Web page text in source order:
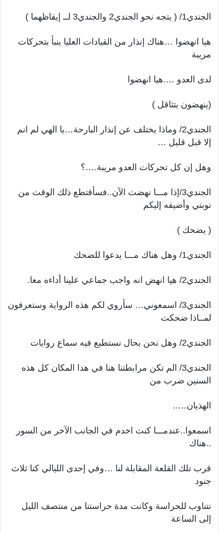
الجندي1/ ( يتجه نحو الجندي2 والجندي3 لــ إيقاظهما )
هيا انهضوا …هناك إنذار من القيادات العليا ينبأ بتحركات
مريبة
لدى العدو ….هيا انهضوا
(ينهضون بتثاقل )
الجندي2/ وماذا يختلف عن إنذار البارحة…يا الهي لم انم
إلا قبل قليل …
وهل إن كل تحركات العدو مريبة….؟
الجندي3/إذا مـــا نهضت الآن..فسأقتطع ذلك الوقت من
نوبتي وأضيفه إليكم
( يضحك )
الجندي1/ وهل هناك مـــا يدعوا للضحك
الجندي2/ هيا انهض انه واجب جماعي علينا أداءه معا.
الجندي3/ اسمعوني… سأروي لكم هذه الرواية وستعرفون
لمــاذا ضحكت
الجندي2/ وهل نحن بحال نستطيع فيه سماع روايات
الجندي3/ الم تكن مرابطتنا هنا في هذا المكان كل هذه
السنين ضرب من
الهذيان…..
اسمعوا..عندمـــا كنت اخدم في الجانب الآخر من السور
..هناك
قرب تلك القلعة المقابلة لنا …وفي إحدى الليالي كنا ثلاث
جنود
نتناوب للحراسة وكانت مدة حراستنا من منتصف الليل
إلى الساعة